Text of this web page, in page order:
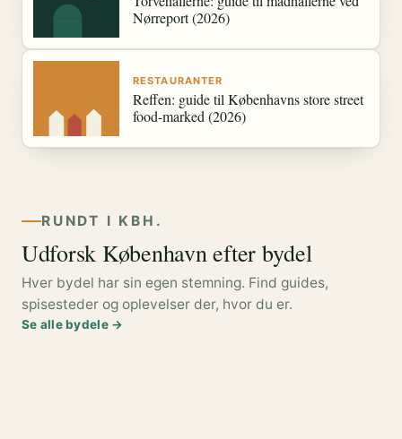
Nørreport (2026)
RESTAURANTER
Reffen: guide til Københavns store street
food-marked (2026)
RUNDT I KBH.
Udforsk København efter bydel
Hver bydel har sin egen stemning. Find guides,
spisesteder og oplevelser der, hvor du er.
Se alle bydele →
Indre by Vesterbro
Nørrebro
Superkilen &
Amager